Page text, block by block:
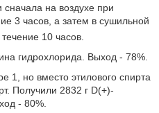
на воздухе при
3 часов, а затем в сушильной
10 часов.
гидрохлорида. Выход - 78%.
1, но вместо этилового спирта
Получили 2832 г D(+)-
- 80%.